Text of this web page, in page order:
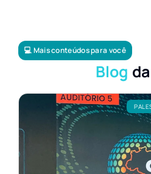
💻 Mais conteúdos para você
Blog